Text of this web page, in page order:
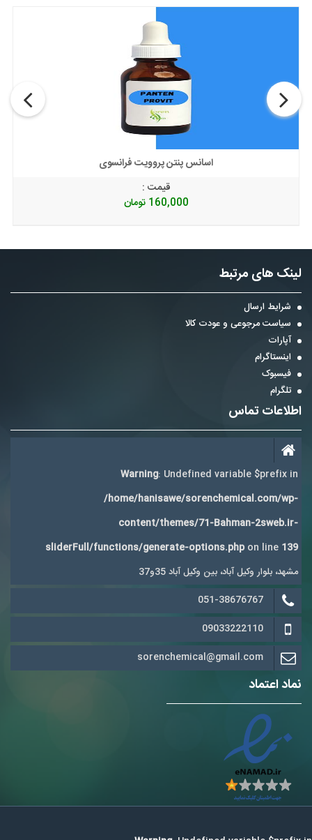
اسانس پنتن پروویت فرانسوی
قیمت :
160,000 تومان
لینک های مرتبط
شرایط ارسال
سیاست مرجوعی و عودت کالا
آپارات
اینستاگرام
فیسبوک
تلگرام
اطلاعات تماس
Warning: Undefined variable $prefix in
/home/hanisawe/sorenchemical.com/wp-
content/themes/71-Bahman-2sweb.ir-
sliderFull/functions/generate-options.php on line 139
مشهد، بلوار وکیل آباد، بین وکیل آباد 35و37
051-38676767
09033222110
sorenchemical@gmail.com
نماد اعتماد